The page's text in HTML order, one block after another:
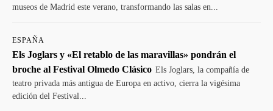
museos de Madrid este verano, transformando las salas en...
ESPAÑA
Els Joglars y «El retablo de las maravillas» pondrán el
broche al Festival Olmedo Clásico Els Joglars, la compañía de
teatro privada más antigua de Europa en activo, cierra la vigésima
edición del Festival...